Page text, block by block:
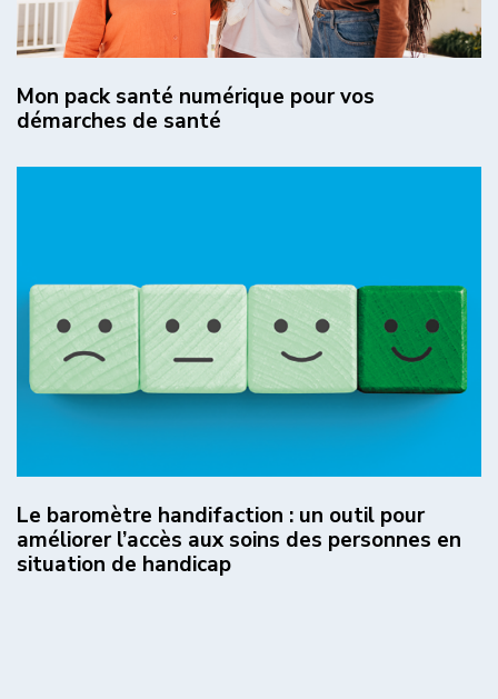
Mon pack santé numérique pour vos
démarches de santé
Le baromètre handifaction : un outil pour
améliorer l’accès aux soins des personnes en
situation de handicap